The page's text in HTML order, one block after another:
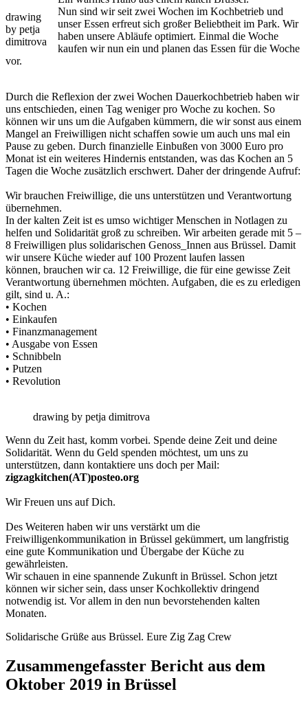
drawing
by petja
dimitrova
Nun sind wir seit zwei Wochen im Kochbetrieb und
unser Essen erfreut sich großer Beliebtheit im Park. Wir
haben unsere Abläufe optimiert. Einmal die Woche
kaufen wir nun ein und planen das Essen für die Woche
vor.
Durch die Reflexion der zwei Wochen Dauerkochbetrieb haben wir
uns entschieden, einen Tag weniger pro Woche zu kochen. So
können wir uns um die Aufgaben kümmern, die wir sonst aus einem
Mangel an Freiwilligen nicht schaffen sowie um auch uns mal ein
Pause zu geben. Durch finanzielle Einbußen von 3000 Euro pro
Monat ist ein weiteres Hindernis entstanden, was das Kochen an 5
Tagen die Woche zusätzlich erschwert. Daher der dringende Aufruf:
Wir brauchen Freiwillige, die uns unterstützen und Verantwortung
übernehmen.
In der kalten Zeit ist es umso wichtiger Menschen in Notlagen zu
helfen und Solidarität groß zu schreiben. Wir arbeiten gerade mit 5 –
8 Freiwilligen plus solidarischen Genoss_Innen aus Brüssel. Damit
wir unsere Küche wieder auf 100 Prozent laufen lassen
können, brauchen wir ca. 12 Freiwillige, die für eine gewisse Zeit
Verantwortung übernehmen möchten. Aufgaben, die es zu erledigen
gilt, sind u. A.:
• Kochen
• Einkaufen
• Finanzmanagement
• Ausgabe von Essen
• Schnibbeln
• Putzen
• Revolution
drawing by petja dimitrova
Wenn du Zeit hast, komm vorbei. Spende deine Zeit und deine
Solidarität. Wenn du Geld spenden möchtest, um uns zu
unterstützen, dann kontaktiere uns doch per Mail:
zigzagkitchen(AT)posteo.org
Wir Freuen uns auf Dich.
Des Weiteren haben wir uns verstärkt um die
Freiwilligenkommunikation in Brüssel gekümmert, um langfristig
eine gute Kommunikation und Übergabe der Küche zu
gewährleisten.
Wir schauen in eine spannende Zukunft in Brüssel. Schon jetzt
können wir sicher sein, dass unser Kochkollektiv dringend
notwendig ist. Vor allem in den nun bevorstehenden kalten
Monaten.
Solidarische Grüße aus Brüssel. Eure Zig Zag Crew
Zusammengefasster Bericht aus dem
Oktober 2019 in Brüssel